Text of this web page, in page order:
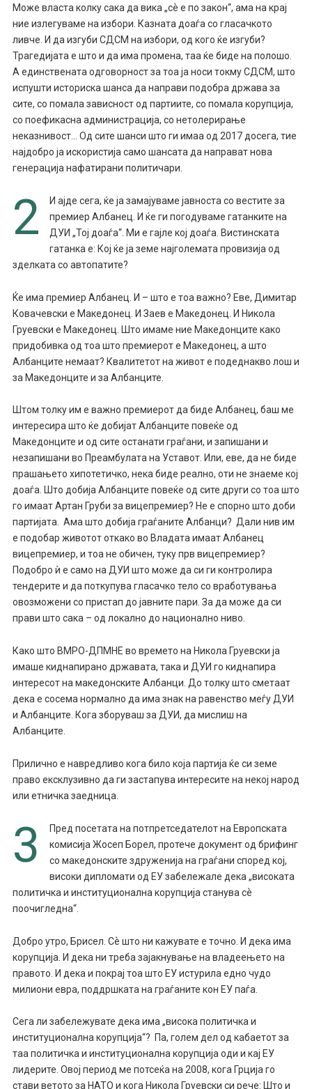
Може власта колку сака да вика „сѐ е по закон“, ама на крај
ние излегуваме на избори. Казната доаѓа со гласачкото
ливче. И да изгуби СДСМ на избори, од кого ќе изгуби?
Трагедијата е што и да има промена, таа ќе биде на полошо.
А единствената одговорност за тоа ја носи токму СДСМ, што
испушти историска шанса да направи подобра држава за
сите, со помала зависност од партиите, со помала корупција,
со поефикасна администрација, со нетолерирање
неказнивост… Од сите шанси што ги имаа од 2017 досега, тие
најдобро ја искористија само шансата да направат нова
генерација нафатирани политичари.
2
И ајде сега, ќе ја замајуваме јавноста со вестите за
премиер Албанец. И ќе ги погодуваме гатанките на
ДУИ „Тој доаѓа“. Ми е гајле кој доаѓа. Вистинската
гатанка е: Кој ќе ја земе најголемата провизија од
зделката со автопатите?
Ќе има премиер Албанец. И – што е тоа важно? Еве, Димитар
Ковачевски е Македонец. И Заев е Македонец. И Никола
Груевски е Македонец. Што имаме ние Македонците како
придобивка од тоа што премиерот е Македонец, а што
Албанците немаат? Квалитетот на живот е подеднакво лош и
за Македонците и за Албанците.
Штом толку им е важно премиерот да биде Албанец, баш ме
интересира што ќе добијат Албанците повеќе од
Македонците и од сите останати граѓани, и запишани и
незапишани во Преамбулата на Уставот. Или, еве, да не биде
прашањето хипотетичко, нека биде реално, оти не знаеме кој
доаѓа. Што добија Албанците повеќе од сите други со тоа што
го имаат Артан Груби за вицепремиер? Не е спорно што доби
партијата. Ама што добија граѓаните Албанци? Дали нив им
е подобар животот откако во Владата имаат Албанец
вицепремиер, и тоа не обичен, туку прв вицепремиер?
Подобро ѝ е само на ДУИ што може да си ги контролира
тендерите и да поткупува гласачко тело со вработувања
овозможени со пристап до јавните пари. За да може да си
прави што сака – од локално до национално ниво.
Како што ВМРО-ДПМНЕ во времето на Никола Груевски ја
имаше киднапирано државата, така и ДУИ го киднапира
интересот на македонските Албанци. До толку што сметаат
дека е сосема нормално да има знак на равенство меѓу ДУИ
и Албанците. Кога зборуваш за ДУИ, да мислиш на
Албанците.
Прилично е навредливо кога било која партија ќе си земе
право ексклузивно да ги застапува интересите на некој народ
или етничка заедница.
3
Пред посетата на потпретседателот на Европската
комисија Жосеп Борел, протече документ од брифинг
со македонските здруженија на граѓани според кој,
високи дипломати од ЕУ забележале дека „високата
политичка и институционална корупција станува сѐ
поочигледна“.
Добро утро, Брисел. Сѐ што ни кажувате е точно. И дека има
корупција. И дека ни треба зајакнување на владеењето на
правото. И дека и покрај тоа што ЕУ истурила едно чудо
милиони евра, поддршката на граѓаните кон ЕУ паѓа.
Сега ли забележувате дека има „висока политичка и
институционална корупција“? Па, голем дел од кабаетот за
таа политичка и институционална корупција оди и кај ЕУ
лидерите. Овој период ме потсеќа на 2008, кога Грција го
стави ветото за НАТО и кога Никола Груевски си рече: Што и